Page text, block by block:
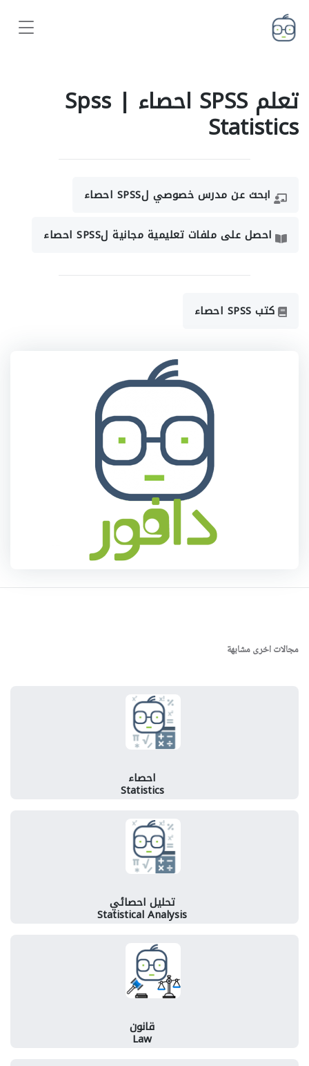
تعلم SPSS احصاء | Spss
Statistics
ابحث عن مدرس خصوصي لSPSS احصاء
احصل على ملفات تعليمية مجانية لSPSS احصاء
كتب SPSS احصاء
مجالات اخرى مشابهة
احصاء
Statistics
تحليل احصائي
Statistical Analysis
قانون
Law